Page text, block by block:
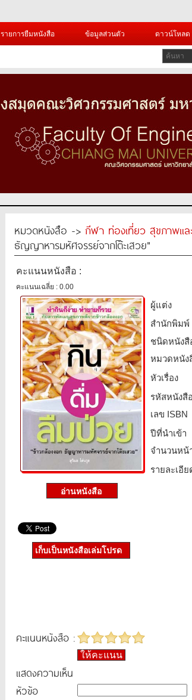
รายการยืมหนังสือ ข้อมูลส่วนตัว ดาวน์โหลด
หมวดหนังสือ -> กีฬา ท่องเที่ยว สุขภาพแล
ธัญญาหารมหัศจรรย์จากโต๊ะเสวย"
คะแนนหนังสือ :
คะแนนเฉลี่ย : 0.00
ผู้แต่ง
สำนักพิมพ์
ชนิดหนังสื
หมวดหนัง
หัวเรื่อง
รหัสหนังสือ­
เลข ISBN
ปีที่นำเข้า
จำนวนหน้
รายละเอีย
เก็บเป็นหนังสือเล่มโปรด
คะแนนหนังสือ :
ให้คะแนน
แสดงความเห็น
หัวข้อ